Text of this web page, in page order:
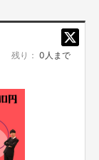
にあたっての
残り： 0人まで